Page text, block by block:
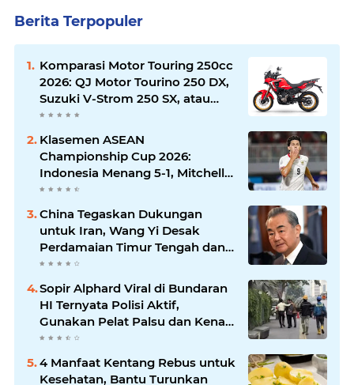
Berita Terpopuler
Komparasi Motor Touring 250cc
2026: QJ Motor Tourino 250 DX,
Suzuki V-Strom 250 SX, atau
Kawasaki Versys-X 250?
Klasemen ASEAN
Championship Cup 2026:
Indonesia Menang 5-1, Mitchell
Baker Hattrick dan Puncaki Top
Skor
China Tegaskan Dukungan
untuk Iran, Wang Yi Desak
Perdamaian Timur Tengah dan
Soroti Ketegangan dengan AS
Sopir Alphard Viral di Bundaran
HI Ternyata Polisi Aktif,
Gunakan Pelat Palsu dan Kena
Tilang
4 Manfaat Kentang Rebus untuk
Kesehatan, Bantu Turunkan